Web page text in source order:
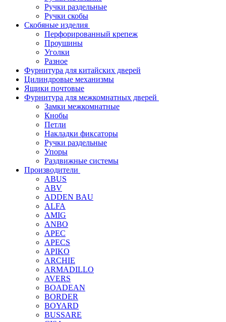
Ручки раздельные
Ручки скобы
Скобяные изделия
Перфорированный крепеж
Проушины
Уголки
Разное
Фурнитура для китайских дверей
Цилиндровые механизмы
Ящики почтовые
Фурнитура для межкомнатных дверей
Замки межкомнатные
Кнобы
Петли
Накладки фиксаторы
Ручки раздельные
Упоры
Раздвижные системы
Производители
ABUS
ABV
ADDEN BAU
ALFA
AMIG
ANBO
APEC
APECS
APIKO
ARCHIE
ARMADILLO
AVERS
BOADEAN
BORDER
BOYARD
BUSSARE